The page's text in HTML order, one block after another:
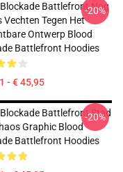
Battlefront Nog
Vechten Tegen Het
Ontwerp Blood
Battlefront Hoodies
- € 45,95
-20%
Battlefront Stad
Graphic Blood
Battlefront Hoodies
-20%